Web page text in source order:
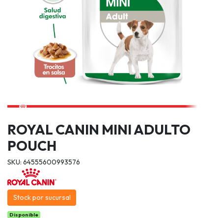
ROYAL CANIN MINI ADULTO
POUCH
SKU: 64555600993576
Stock por sucursal
Disponible